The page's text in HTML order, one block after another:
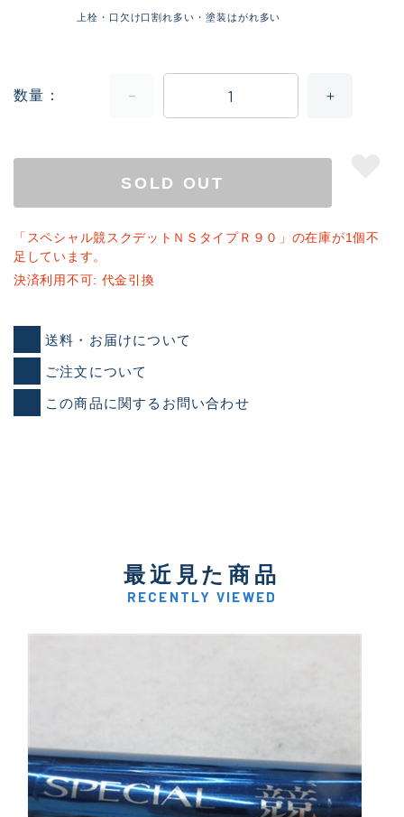
上栓・口欠け口割れ多い・塗装はがれ多い
数量
SOLD OUT
「スペシャル競スクデットＮＳタイプＲ９０」の在庫が1個不
足しています。
決済利用不可: 代金引換
送料・お届けについて
ご注文について
この商品に関するお問い合わせ
最近見た商品
RECENTLY VIEWED